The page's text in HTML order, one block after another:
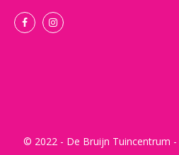
© 2022 - De Bruijn Tuincentrum -